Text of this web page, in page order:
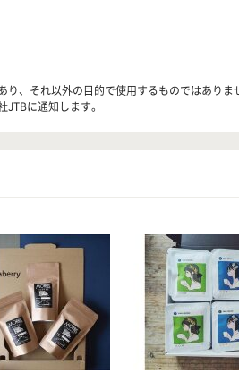
、それ以外の目的で使用するものではありま
に通知します。